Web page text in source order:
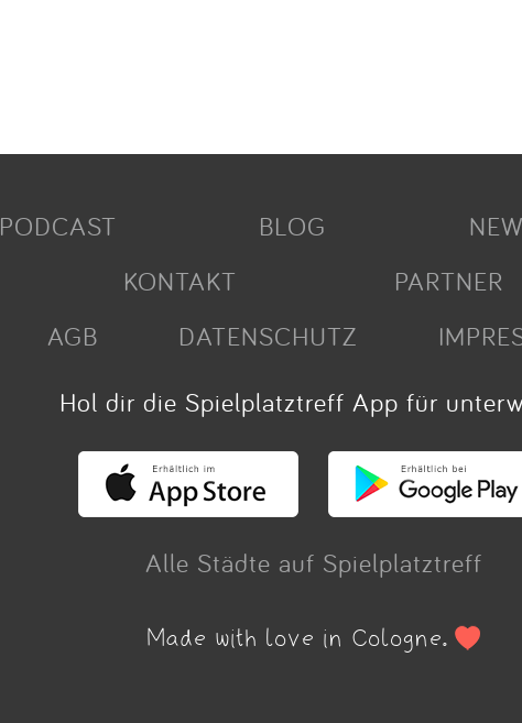
PODCAST BLOG
KONTAKT
PARTNER
AGB
DATENSCHUTZ
Hol dir die Spielplatztreff App für
Alle Städte auf Spielplatztreff
Made with love in Cologne.